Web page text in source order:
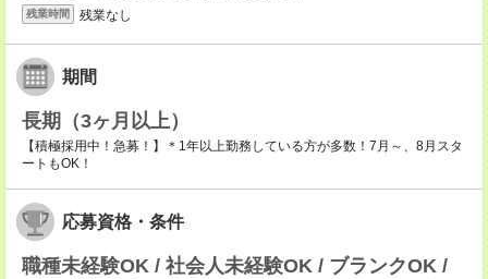
残業時間 残業なし
期間
長期（3ヶ月以上）
【積極採用中！急募！】＊1年以上勤務している方が多数！7月～、8月スタ
ートもOK！
応募資格・条件
職種未経験OK / 社会人未経験OK / ブランクOK /